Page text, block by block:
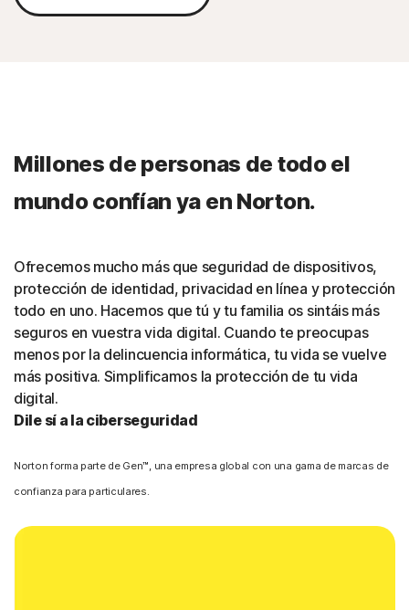
Millones de personas de todo el
mundo confían ya en Norton.
Ofrecemos mucho más que seguridad de dispositivos,
protección de identidad, privacidad en línea y protección
todo en uno. Hacemos que tú y tu familia os sintáis más
seguros en vuestra vida digital. Cuando te preocupas
menos por la delincuencia informática, tu vida se vuelve
más positiva. Simplificamos la protección de tu vida
digital.
Dile sí a la ciberseguridad
Norton forma parte de Gen™, una empresa global con una gama de marcas de
confianza para particulares.